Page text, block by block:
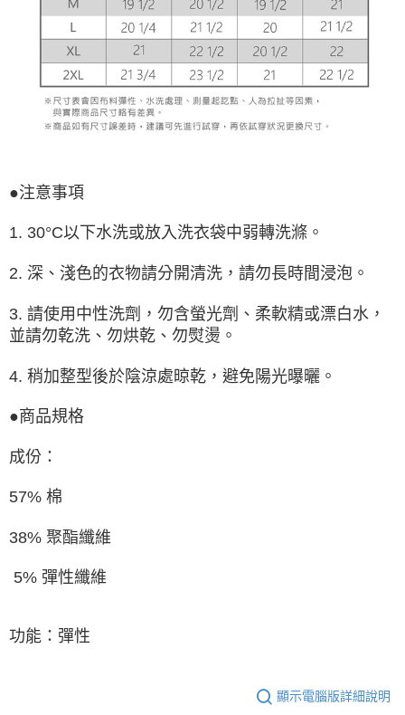
●注意事項
1. 30°C以下水洗或放入洗衣袋中弱轉洗滌。
2. 深、淺色的衣物請分開清洗，請勿長時間浸泡。
3. 請使用中性洗劑，勿含螢光劑、柔軟精或漂白水，
並請勿乾洗、勿烘乾、勿熨燙。
4. 稍加整型後於陰涼處晾乾，避免陽光曝曬。
●商品規格
成份：
57% 棉
38% 聚酯纖維
5% 彈性纖維
功能：彈性
顯示電腦版詳細說明